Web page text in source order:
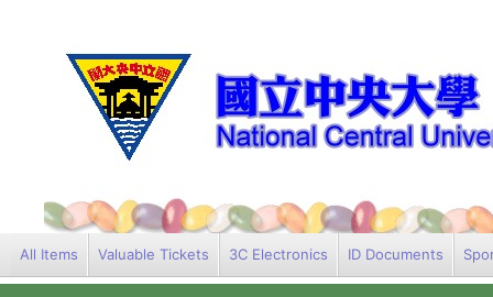
All Items Valuable Tickets 3C Electronics ID Documents